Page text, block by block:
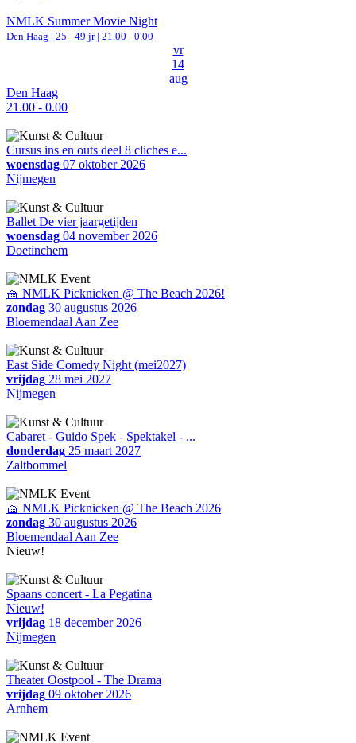
NMLK Summer Movie Night
Den Haag | 25 - 49 jr | 21.00 - 0.00
vr
14
aug
Den Haag
21.00 - 0.00
Cursus ins en outs deel 8 cliches e...
woensdag 07 oktober 2026
Nijmegen
Ballet De vier jaargetijden
woensdag 04 november 2026
Doetinchem
🧺 NMLK Picknicken @ The Beach 2026!
zondag 30 augustus 2026
Bloemendaal Aan Zee
East Side Comedy Night (mei2027)
vrijdag 28 mei 2027
Nijmegen
Cabaret - Guido Spek - Spektakel - ...
donderdag 25 maart 2027
Zaltbommel
🧺 NMLK Picknicken @ The Beach 2026
zondag 30 augustus 2026
Bloemendaal Aan Zee
Nieuw!
Spaans concert - La Pegatina
Nieuw!
vrijdag 18 december 2026
Nijmegen
Theater Oostpool - The Drama
vrijdag 09 oktober 2026
Arnhem